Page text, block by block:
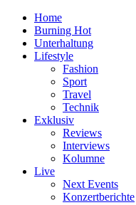
Home
Burning Hot
Unterhaltung
Lifestyle
Fashion
Sport
Travel
Technik
Exklusiv
Reviews
Interviews
Kolumne
Live
Next Events
Konzertberichte